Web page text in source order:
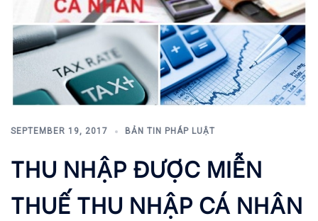
SEPTEMBER 19, 2017 BẢN TIN PHÁP LUẬT
THU NHẬP ĐƯỢC MIỄN
THUẾ THU NHẬP CÁ NHÂN